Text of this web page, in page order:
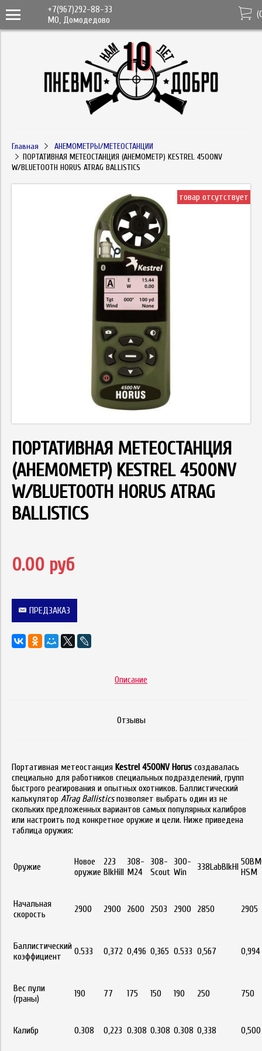
+7(967)292-88-33
МО, Домодедово
(
Главная
АНЕМОМЕТРЫ/МЕТЕОСТАНЦИИ
ПОРТАТИВНАЯ МЕТЕОСТАНЦИЯ (АНЕМОМЕТР) KESTREL 4500NV
W/BLUETOOTH HORUS ATRAG BALLISTICS
товар отсутствует
ПОРТАТИВНАЯ МЕТЕОСТАНЦИЯ
(АНЕМОМЕТР) KESTREL 4500NV
W/BLUETOOTH HORUS ATRAG
BALLISTICS
0.00 руб
ПРЕДЗАКАЗ
Описание
Отзывы
Портативная метеостанция Kestrel 4500NV Horus создавалась
специально для работников специальных подразделений, групп
быстрого реагирования и опытных охотников. Баллистический
калькулятор ATrag Ballisticsпозволяет выбрать один из не
скольких предложенных вариантов самых популярных калибров
или настроить под конкретное оружие и цели. Ниже приведена
таблица оружия:
Оружие
Новое
оружие
223
BlkHill
308-
M24
308-
Scout
300-
Win
338LabBlkHI HSM
Начальная
скорость
2900 2900 2600 2503 2900 2850 2905
Баллистический
коэффициент
0.533 0,372 0,496 0,365 0.533 0,567 0,994
Вес пули
(граны)
190 77 175 150 190 250 750
Калибр 0.308 0,223 0.308 0.308 0.308 0,338 0,500